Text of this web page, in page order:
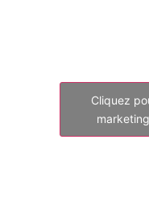
Cliquez